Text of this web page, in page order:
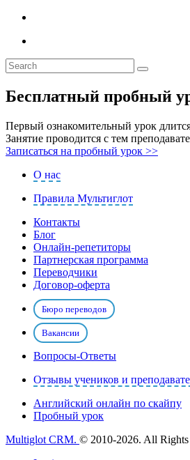
Бесплатный пробный
Первый ознакомительный урок
Занятие проводится с тем
Записаться на пробный урок >>
О нас
Правила Мультиглот
Контакты
Блог
Онлайн-репетиторы
Партнерская программа
Переводчики
Договор-оферта
Бюро переводов
Вакансии
Вопросы-Ответы
Отзывы учеников и
Английский онлайн по скайпу
Пробный урок
Multiglot CRM. © 2010-2026. All Rights